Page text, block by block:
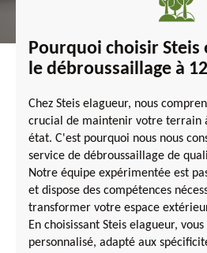
Pourquoi choisir Steis
le débroussaillage à
Chez Steis elagueur, nous
crucial de maintenir votre terrain
état. C'est pourquoi nous nous
service de débroussaillage de
Notre équipe expérimentée est
et dispose des compétences
transformer votre espace
En choisissant Steis elagueur,
personnalisé, adapté aux